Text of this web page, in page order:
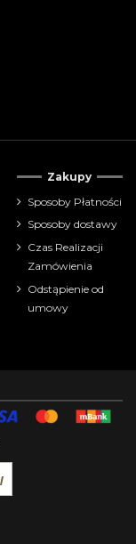
Zakupy
Sposoby Płatności
Sposoby dostawy
Czas Realizacji
Zamówienia
Odstąpienie od
umowy